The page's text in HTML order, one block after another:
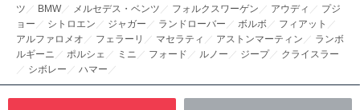
ツ ／ BMW／ メルセデス・ベンツ ／ フォルクスワーゲン ／ アウディ ／ プジ
ョー ／ シトロエン ／ ジャガー ／ ランドローバー ／ ボルボ ／ フィアット ／
アルファロメオ ／ フェラーリ ／ マセラティ ／ アストンマーティン ／ ランボ
ルギーニ ／ ポルシェ ／ ミニ ／ フォード ／ ルノー ／ ジープ／ クライスラー
／ シボレー ／ ハマー ／